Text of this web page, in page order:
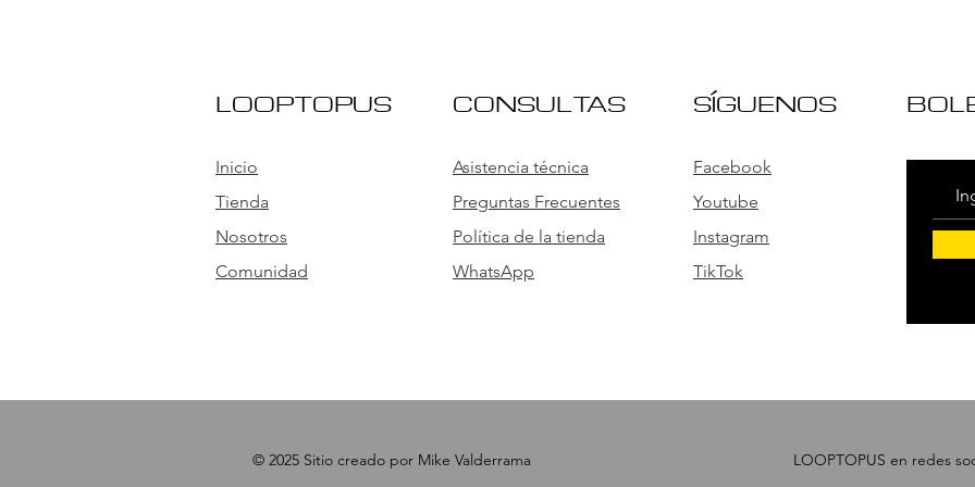
LOOPTOPUS
Inicio
Tienda
Nosotros
Comunidad
CONSULTAS SÍGUENOS
Asistencia técnica
Preguntas Frecuentes
Política de la tienda
WhatsApp
Facebook
Youtube
Instagram
TikTok
© 2025 Sitio creado por Mike Valderrama LOOPTOPUS en redes